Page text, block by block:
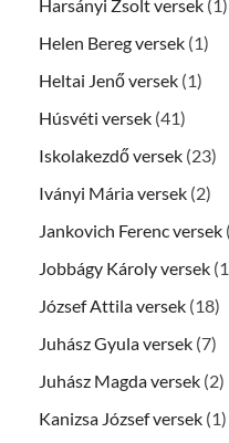
Harsányi Zsolt versek (1)
Helen Bereg versek (1)
Heltai Jenő versek (1)
Húsvéti versek (41)
Iskolakezdő versek (23)
Iványi Mária versek (2)
Jankovich Ferenc versek
Jobbágy Károly versek
József Attila versek (18)
Juhász Gyula versek (7)
Juhász Magda versek (2)
Kanizsa József versek (1)